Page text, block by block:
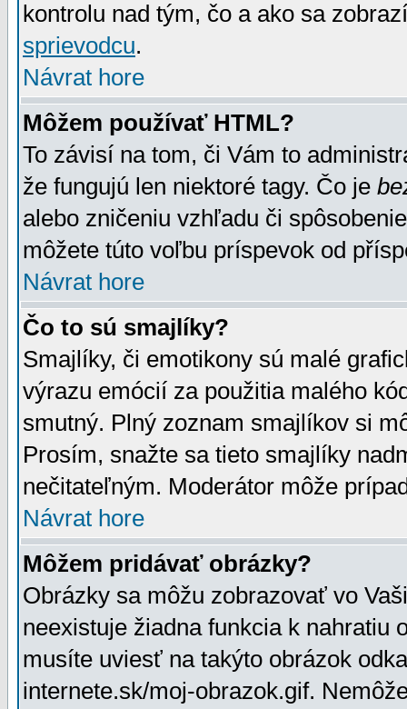
kontrolu nad tým, čo a ako sa
sprievodcu.
Návrat hore
Môžem používať HTML?
To závisí na tom, či Vám to
že fungujú len niektoré tagy. Čo je
alebo zničeniu vzhľadu či
môžete túto voľbu príspevok od
Návrat hore
Čo to sú smajlíky?
Smajlíky, či emotikony sú malé
výrazu emócií za použitia malého
smutný. Plný zoznam smajlíkov si
Prosím, snažte sa tieto smajlíky
nečitateľným. Moderátor môže
Návrat hore
Môžem pridávať obrázky?
Obrázky sa môžu zobrazovať vo
neexistuje žiadna funkcia k nahratiu
musíte uviesť na takýto obrázok
internete.sk/moj-obrazok.gif.